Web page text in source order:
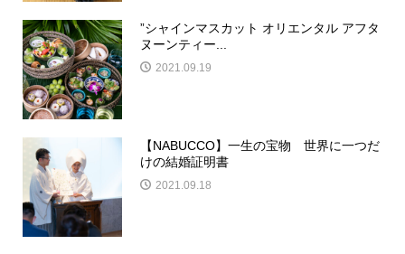
”シャインマスカット オリエンタル アフタ
ヌーンティー...
2021.09.19
【NABUCCO】一生の宝物 世界に一つだ
けの結婚証明書
2021.09.18